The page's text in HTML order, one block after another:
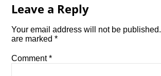
Leave a Reply
Your email address will not be published.
are marked*
Comment*